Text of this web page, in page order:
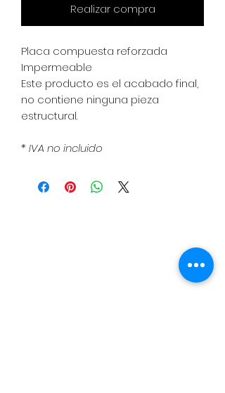
Realizar compra
Placa compuesta reforzada
Impermeable
Este producto es el acabado final,
no contiene ninguna pieza
estructural.
* IVA no incluido